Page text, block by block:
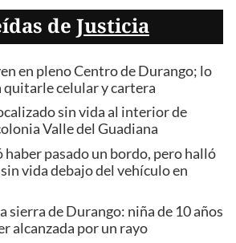
de Justicia
en pleno Centro de Durango; lo
quitarle celular y cartera
sin vida al interior de
Valle del Guadiana
haber pasado un bordo, pero halló
vida debajo del vehículo en
sierra de Durango: niña de 10 años
alcanzada por un rayo